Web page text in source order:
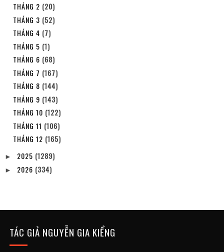
THÁNG 2 (20)
THÁNG 3 (52)
THÁNG 4 (7)
THÁNG 5 (1)
THÁNG 6 (68)
THÁNG 7 (167)
THÁNG 8 (144)
THÁNG 9 (143)
THÁNG 10 (122)
THÁNG 11 (106)
THÁNG 12 (165)
► 2025 (1289)
► 2026 (334)
TÁC GIẢ NGUYỄN GIA KIỂNG